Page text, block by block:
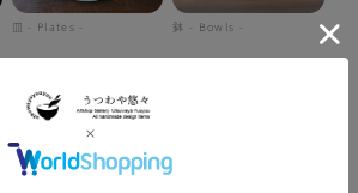
皿 - Plates - 鉢 - Bowls -